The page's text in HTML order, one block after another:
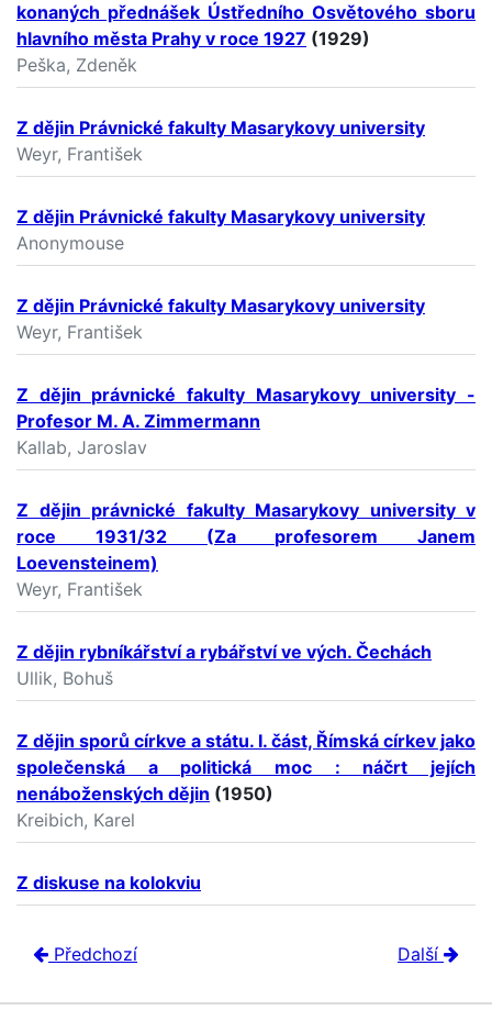
konaných přednášek Ústředního Osvětového sboru
hlavního města Prahy v roce 1927 (1929)
Peška, Zdeněk
Z dějin Právnické fakulty Masarykovy university
Weyr, František
Z dějin Právnické fakulty Masarykovy university
Anonymouse
Z dějin Právnické fakulty Masarykovy university
Weyr, František
Z dějin právnické fakulty Masarykovy university -
Profesor M. A. Zimmermann
Kallab, Jaroslav
Z dějin právnické fakulty Masarykovy university v
roce 1931/32 (Za profesorem Janem
Loevensteinem)
Weyr, František
Z dějin rybníkářství a rybářství ve vých. Čechách
Ullik, Bohuš
Z dějin sporů církve a státu. I. část, Římská církev jako
společenská a politická moc : náčrt jejích
nenáboženských dějin (1950)
Kreibich, Karel
Z diskuse na kolokviu
Předchozí Další